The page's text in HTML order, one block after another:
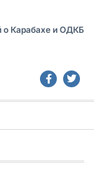
о Карабахе и ОДКБ